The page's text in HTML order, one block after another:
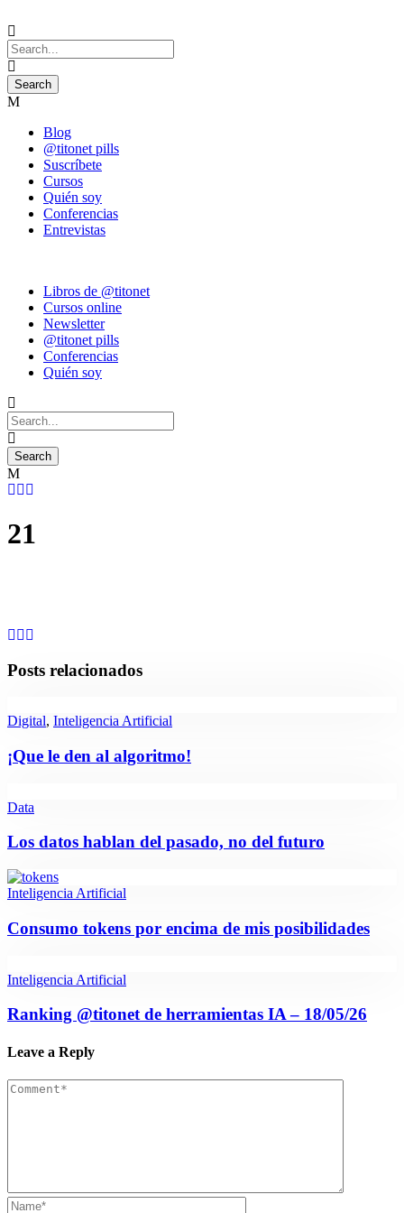
Blog
@titonet pills
Suscríbete
Cursos
Quién soy
Conferencias
Entrevistas
Libros de @titonet
Cursos online
Newsletter
@titonet pills
Conferencias
Quién soy
21
Posts relacionados
Digital, Inteligencia Artificial
¡Que le den al algoritmo!
Data
Los datos hablan del pasado, no del futuro
Inteligencia Artificial
Consumo tokens por encima de mis posibilidades
Inteligencia Artificial
Ranking @titonet de herramientas IA – 18/05/26
Leave a Reply